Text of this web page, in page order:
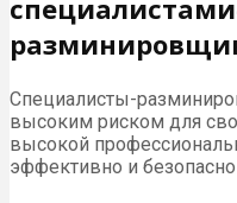
Специалисты-
высоким риском для
высокой
эффективно и